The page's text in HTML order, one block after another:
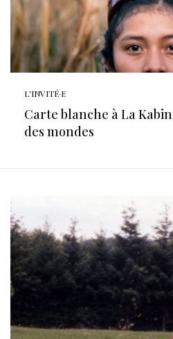
L'INVITÉ·E
Carte blanche à La
des mondes